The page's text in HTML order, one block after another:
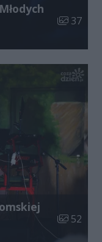
Liczba
37
Liczba
52